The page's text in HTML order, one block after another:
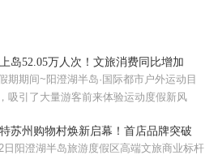
岛52.05万人次！文旅消费同比增加
！
期期间~阳澄湖半岛·国际都市户外运动目
吸引了大量游客前来体验运动度假新风
苏州购物村焕新启幕！首店品牌突破
日阳澄湖半岛旅游度假区高端文旅商业标杆